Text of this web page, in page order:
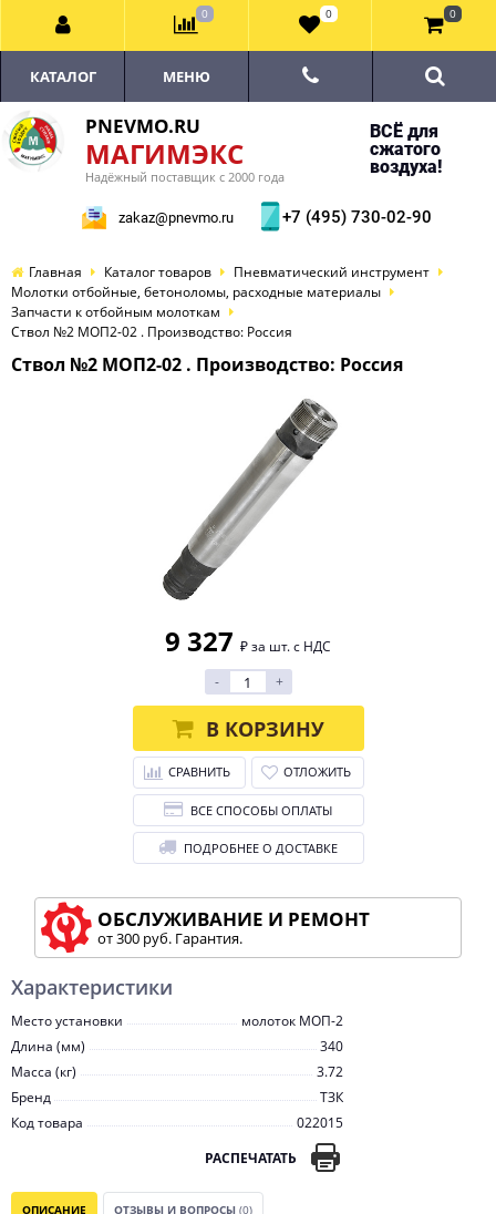
PNEVMO.RU
МАГИМЭКС
Надёжный поставщик с 2000 года
ВСЁ для
сжатого
воздуха!
zakaz@pnevmo.ru +7 (495) 730-02-90
КАТАЛОГ МЕНЮ
Главная Каталог товаров
Пневматический инструмент
Молотки отбойные, бетоноломы, расходные материалы
Запчасти к отбойным молоткам
Ствол №2 МОП2-02 . Производство: Россия
Ствол №2 МОП2-02 . Производство: Россия
Характеристики
Место установки
молоток МОП-2
Длина (мм)
340
Масса (кг)
3.72
Бренд
ТЗК
Код товара
022015
РАСПЕЧАТАТЬ
9 327 ₽ за шт. с НДС
-
+
В КОРЗИНУ
СРАВНИТЬ ОТЛОЖИТЬ
ВСЕ СПОСОБЫ ОПЛАТЫ
ПОДРОБНЕЕ О ДОСТАВКЕ
ОБСЛУЖИВАНИЕ И РЕМОНТ
от 300 руб. Гарантия.
ОПИСАНИЕ ОТЗЫВЫ И ВОПРОСЫ (0)
0 0 0